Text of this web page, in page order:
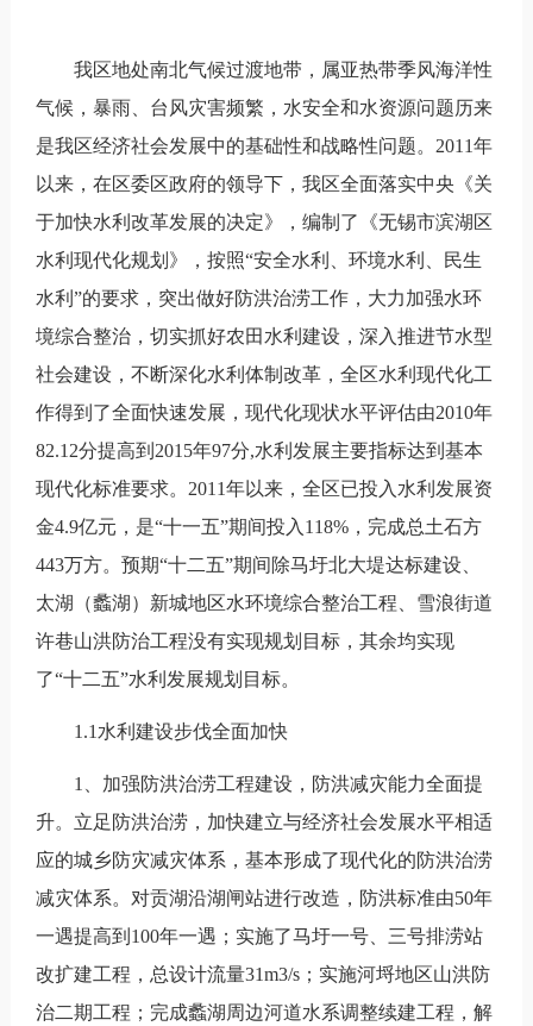
我区地处南北气候过渡地带，属亚热带季风海洋性
气候，暴雨、台风灾害频繁，水安全和水资源问题历来
是我区经济社会发展中的基础性和战略性问题。2011年
以来，在区委区政府的领导下，我区全面落实中央《关
于加快水利改革发展的决定》，编制了《无锡市滨湖区
水利现代化规划》，按照“安全水利、环境水利、民生
水利”的要求，突出做好防洪治涝工作，大力加强水环
境综合整治，切实抓好农田水利建设，深入推进节水型
社会建设，不断深化水利体制改革，全区水利现代化工
作得到了全面快速发展，现代化现状水平评估由2010年
82.12分提高到2015年97分,水利发展主要指标达到基本
现代化标准要求。2011年以来，全区已投入水利发展资
金4.9亿元，是“十一五”期间投入118%，完成总土石方
443万方。预期“十二五”期间除马圩北大堤达标建设、
太湖（蠡湖）新城地区水环境综合整治工程、雪浪街道
许巷山洪防治工程没有实现规划目标，其余均实现
了“十二五”水利发展规划目标。
1.1水利建设步伐全面加快
1、加强防洪治涝工程建设，防洪减灾能力全面提
升。立足防洪治涝，加快建立与经济社会发展水平相适
应的城乡防灾减灾体系，基本形成了现代化的防洪治涝
减灾体系。对贡湖沿湖闸站进行改造，防洪标准由50年
一遇提高到100年一遇；实施了马圩一号、三号排涝站
改扩建工程，总设计流量31m3/s；实施河埒地区山洪防
治二期工程；完成蠡湖周边河道水系调整续建工程，解